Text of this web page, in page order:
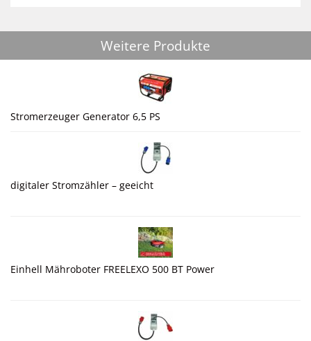
Weitere Produkte
Stromerzeuger Generator 6,5 PS
digitaler Stromzähler – geeicht
Einhell Mähroboter FREELEXO 500 BT Power